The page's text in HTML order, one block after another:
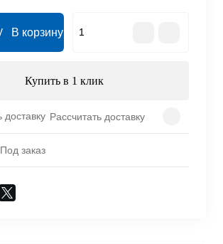
В корзину
Купить в 1 клик
Рассчитать доставку
Под заказ